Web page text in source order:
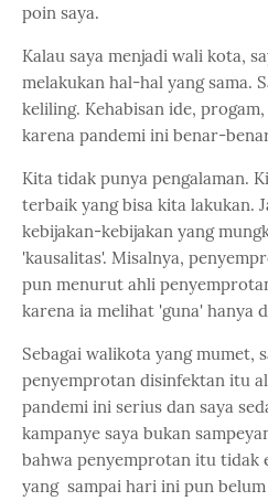
poin saya.
Kalau saya menjadi wali kota,
melakukan hal-hal yang sama.
keliling. Kehabisan ide,
karena pandemi ini benar-
Kita tidak punya pengalaman.
terbaik yang bisa kita lakukan.
kebijakan-kebijakan yang
'kausalitas'. Misalnya,
pun menurut ahli
karena ia melihat 'guna' hanya
Sebagai walikota yang mumet,
penyemprotan disinfektan itu
pandemi ini serius dan saya
kampanye saya bukan
bahwa penyemprotan itu
yang sampai hari ini pun